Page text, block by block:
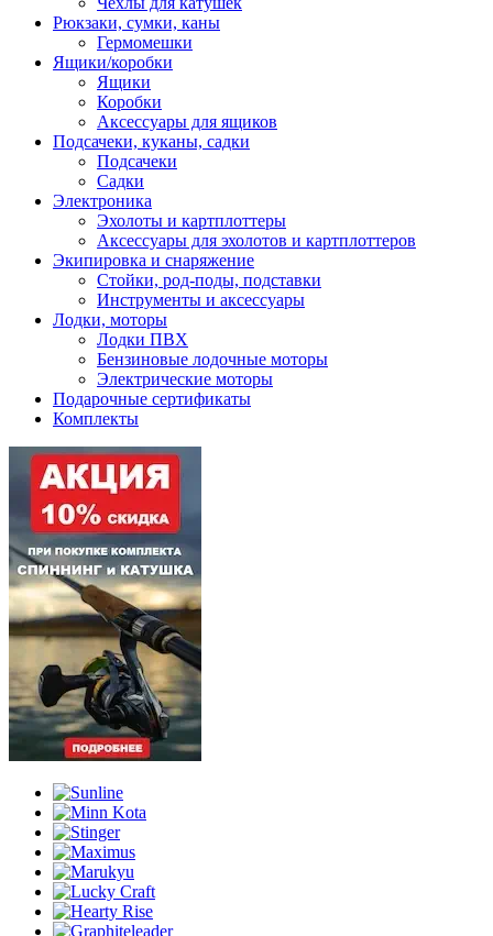
Рюкзаки, сумки, каны
Гермомешки
Ящики/коробки
Ящики
Коробки
Аксессуары для ящиков
Подсачеки, куканы, садки
Подсачеки
Садки
Электроника
Эхолоты и картплоттеры
Аксессуары для эхолотов и картплоттеров
Экипировка и снаряжение
Стойки, род-поды, подставки
Инструменты и аксессуары
Лодки, моторы
Лодки ПВХ
Бензиновые лодочные моторы
Электрические моторы
Подарочные сертификаты
Комплекты